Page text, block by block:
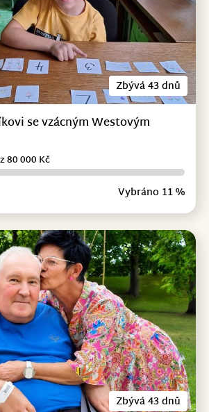
Zbývá 43 dnů
se vzácným Westovým
Vybráno 11 %
80 000 Kč
Zbývá 43 dnů